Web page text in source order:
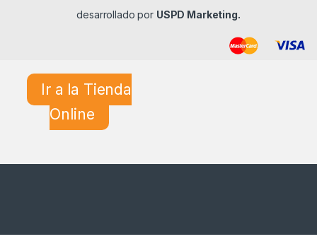
desarrollado por USPD Marketing.
Ir a la Tienda
Online